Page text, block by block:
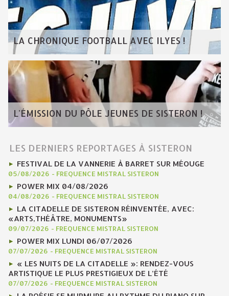
LA CHRONIQUE FOOTBALL AVEC ILYES !
L'ÉMISSION DU PÔLE JEUNES DE SISTERON !
LES DERNIERS REPORTAGES À SISTERON
FESTIVAL DE LA VANNERIE À BARRET SUR MÉOUGE
05/08/2026 - FREQUENCE MISTRAL SISTERON
POWER MIX 04/08/2026
04/08/2026 - FREQUENCE MISTRAL SISTERON
LA CITADELLE DE SISTERON RÉINVENTÉE, AVEC:
«ARTS,THÉÂTRE, MONUMENTS»
09/07/2026 - FREQUENCE MISTRAL SISTERON
POWER MIX LUNDI 06/07/2026
07/07/2026 - FREQUENCE MISTRAL SISTERON
« LES NUITS DE LA CITADELLE »: RENDEZ-VOUS
ARTISTIQUE LE PLUS PRESTIGIEUX DE L’ÉTÉ
07/07/2026 - FREQUENCE MISTRAL SISTERON